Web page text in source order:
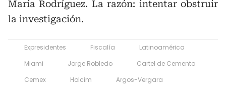
María Rodríguez. La razón: intentar obstruir
la investigación.
Expresidentes Fiscalía
Latinoamérica
Miami
Jorge Robledo
Cartel de Cemento
Cemex
Holcim
Argos-Vergara